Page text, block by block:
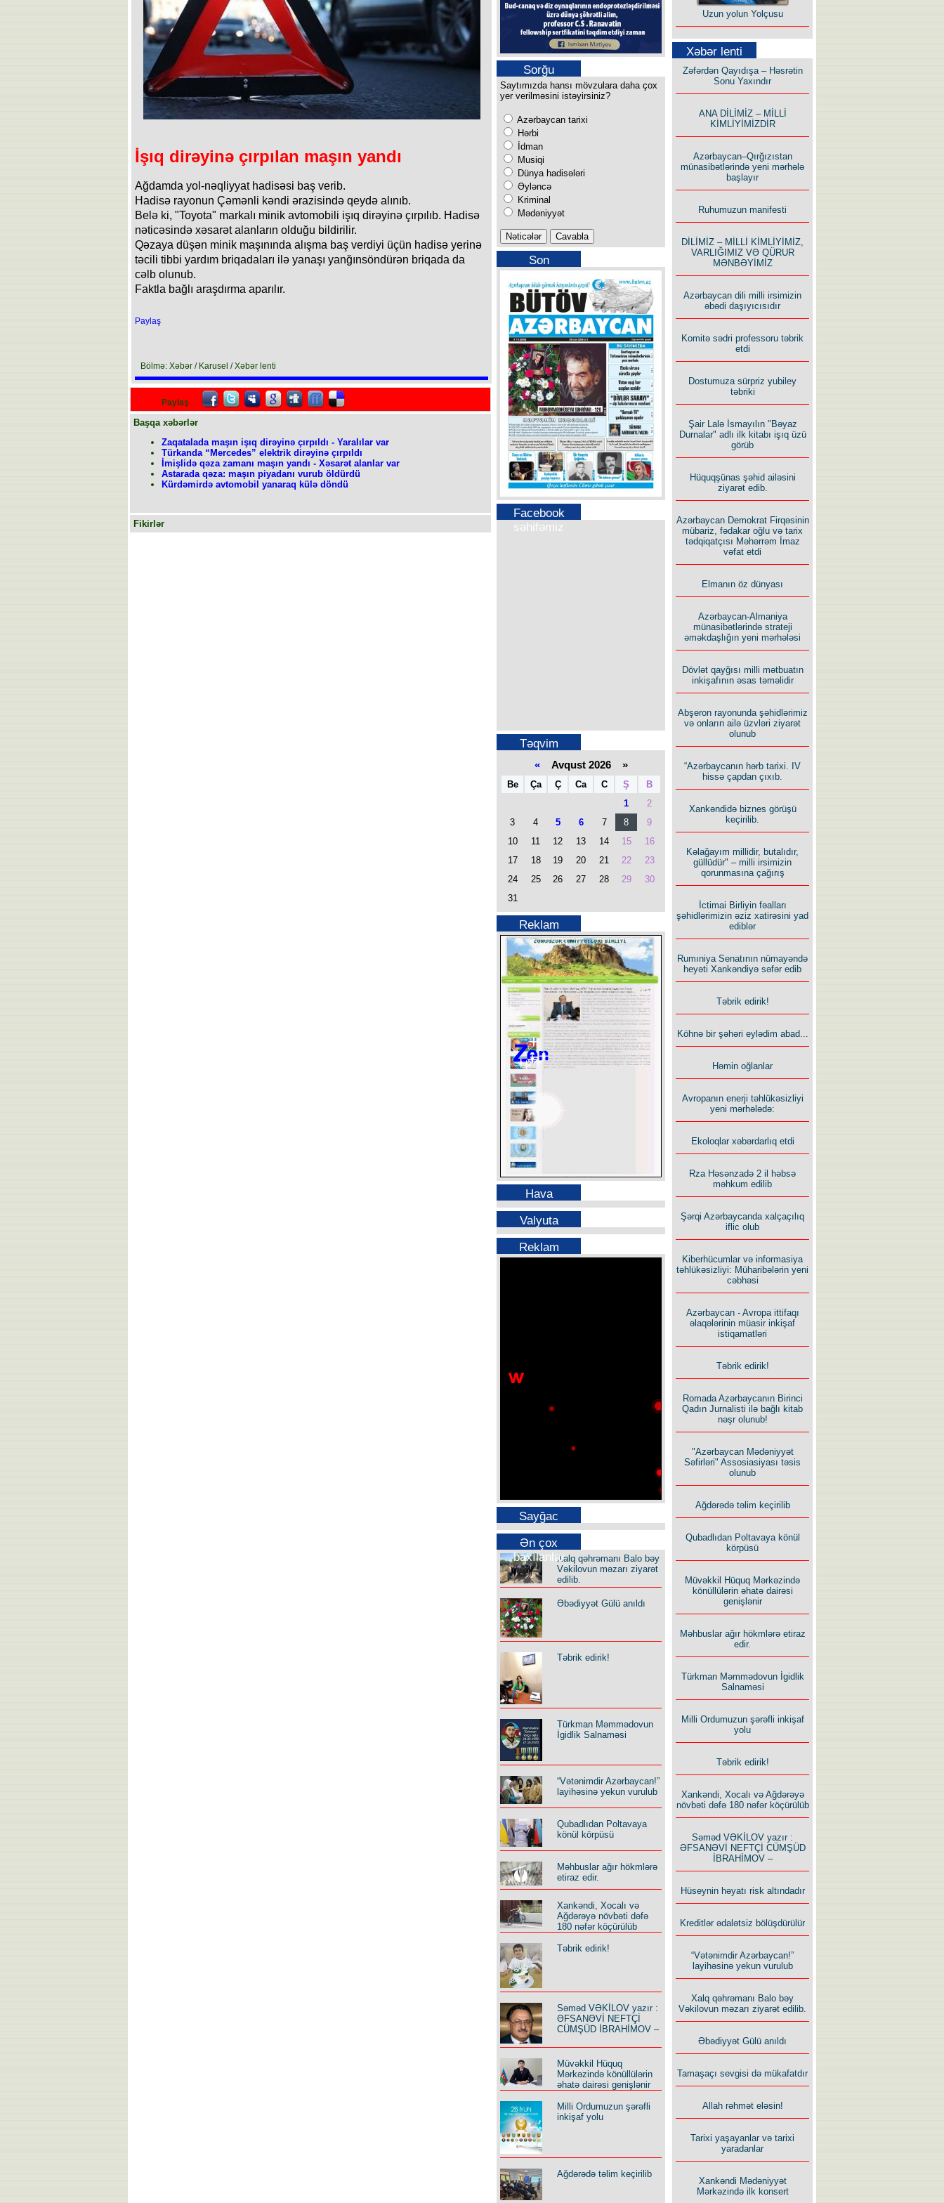
İşıq dirəyinə çırpılan maşın yandı
Ağdamda yol-nəqliyyat hadisəsi baş verib.
Hadisə rayonun Çəmənli kəndi ərazisində qeydə alınıb.
Belə ki, "Toyota" markalı minik avtomobili işıq dirəyinə çırpılıb. Hadisə
nəticəsində xəsarət alanların olduğu bildirilir.
Qəzaya düşən minik maşınında alışma baş verdiyi üçün hadisə yerinə
təcili tibbi yardım briqadaları ilə yanaşı yanğınsöndürən briqada da
cəlb olunub.
Faktla bağlı araşdırma aparılır.
Paylaş
Bölmə: Xəbər / Karusel / Xəbər lenti
Paylaş
Başqa xəbərlər
Zaqatalada maşın işıq dirəyinə çırpıldı - Yaralılar var
Türkanda “Mercedes” elektrik dirəyinə çırpıldı
İmişlidə qəza zamanı maşın yandı - Xəsarət alanlar var
Astarada qəza: maşın piyadanı vurub öldürdü
Kürdəmirdə avtomobil yanaraq külə döndü
Fikirlər
Sorğu
Saytımızda hansı mövzulara daha çox
yer verilməsini istəyirsiniz?
Azərbaycan tarixi
Hərbi
İdman
Musiqi
Dünya hadisələri
Əyləncə
Kriminal
Mədəniyyət
Son
buraxılışımız
Facebook
səhifəmiz
Təqvim
«Avqust 2026 »
Be Ça Ç Ca C Ş
B
1
2
3
4 5 6 7 8
9
10
11 12 13 14 15
16
17
18 19 20 21 22
23
24
25 26 27 28 29
30
31
Reklam
Hava
Valyuta
Reklam
Sayğac
Ən çox
baxılanlarXalq qəhrəmanı Balo bəy
Vəkilovun məzarı ziyarət
edilib.
Əbədiyyət Gülü anıldı
Təbrik edirik!
Türkman Məmmədovun
İgidlik Salnaməsi
“Vətənimdir Azərbaycan!”
layihəsinə yekun vurulub
Qubadlıdan Poltavaya
könül körpüsü
Məhbuslar ağır hökmlərə
etiraz edir.
Xankəndi, Xocalı və
Ağdərəyə növbəti dəfə
180 nəfər köçürülüb
Təbrik edirik!
Səməd VƏKİLOV yazır :
ƏFSANƏVİ NEFTÇİ
CÜMŞÜD İBRAHİMOV –
Müvəkkil Hüquq
Mərkəzində könüllülərin
əhatə dairəsi genişlənir
Milli Ordumuzun şərəfli
inkişaf yolu
Ağdərədə təlim keçirilib
Uzun yolun Yolçusu
Rusiyanın süqutunu qaçılmaz
edən beş şərt
Xəbər lenti
Zəfərdən Qayıdışa – Həsrətin
Sonu Yaxındır
ANA DİLİMİZ – MİLLİ
KİMLİYİMİZDİR
Azərbaycan–Qırğızıstan
münasibətlərində yeni mərhələ
başlayır
Ruhumuzun manifesti
DİLİMİZ – MİLLİ KİMLİYİMİZ,
VARLIĞIMIZ VƏ QÜRUR
MƏNBƏYİMİZ
Azərbaycan dili milli irsimizin
əbədi daşıyıcısıdır
Komitə sədri professoru təbrik
etdi
Dostumuza sürpriz yubiley
təbriki
Şair Lalə İsmayılın "Bəyaz
Durnalar" adlı ilk kitabı işıq üzü
görüb
Hüquqşünas şəhid ailəsini
ziyarət edib.
Azərbaycan Demokrat Firqəsinin
mübariz, fədakar oğlu və tarix
tədqiqatçısı Məhərrəm İmaz
vəfat etdi
Elmanın öz dünyası
Azərbaycan-Almaniya
münasibətlərində strateji
əməkdaşlığın yeni mərhələsi
Dövlət qayğısı milli mətbuatın
inkişafının əsas təməlidir
Abşeron rayonunda şəhidlərimiz
və onların ailə üzvləri ziyarət
olunub
“Azərbaycanın hərb tarixi. IV
hissə çapdan çıxıb.
Xankəndidə biznes görüşü
keçirilib.
Kəlağayım millidir, butalıdır,
güllüdür" – milli irsimizin
qorunmasına çağırış
İctimai Birliyin fəalları
şəhidlərimizin əziz xatirəsini yad
ediblər
Rumıniya Senatının nümayəndə
heyəti Xankəndiyə səfər edib
Təbrik edirik!
Köhnə bir şəhəri eylədim abad...
Həmin oğlanlar
Avropanın enerji təhlükəsizliyi
yeni mərhələdə:
Ekoloqlar xəbərdarlıq etdi
Rza Həsənzadə 2 il həbsə
məhkum edilib
Şərqi Azərbaycanda xalçaçılıq
iflic olub
Kiberhücumlar və informasiya
təhlükəsizliyi: Müharibələrin yeni
cəbhəsi
Azərbaycan - Avropa ittifaqı
əlaqələrinin müasir inkişaf
istiqamatləri
Təbrik edirik!
Romada Azərbaycanın Birinci
Qadın Jurnalisti ilə bağlı kitab
nəşr olunub!
"Azərbaycan Mədəniyyət
Səfirləri" Assosiasiyası təsis
olunub
Ağdərədə təlim keçirilib
Qubadlıdan Poltavaya könül
körpüsü
Müvəkkil Hüquq Mərkəzində
könüllülərin əhatə dairəsi
genişlənir
Məhbuslar ağır hökmlərə etiraz
edir.
Türkman Məmmədovun İgidlik
Salnaməsi
Milli Ordumuzun şərəfli inkişaf
yolu
Təbrik edirik!
Xankəndi, Xocalı və Ağdərəyə
növbəti dəfə 180 nəfər köçürülüb
Səməd VƏKİLOV yazır :
ƏFSANƏVİ NEFTÇİ CÜMŞÜD
İBRAHİMOV –
Hüseynin həyatı risk altındadır
Kreditlər ədalətsiz bölüşdürülür
“Vətənimdir Azərbaycan!”
layihəsinə yekun vurulub
Xalq qəhrəmanı Balo bəy
Vəkilovun məzarı ziyarət edilib.
Əbədiyyət Gülü anıldı
Tamaşaçı sevgisi də mükafatdır
Allah rəhmət eləsin!
Tarixi yaşayanlar və tarixi
yaradanlar
Xankəndi Mədəniyyət
Mərkəzində ilk konsert